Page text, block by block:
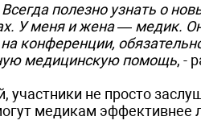
полезно узнать о
У меня и жена — медик.
конференции,
медицинскую помощь, -
не просто
медикам